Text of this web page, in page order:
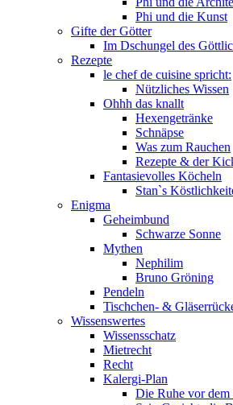
Phi und die Kunst
Gifte der Götter
Im Dschungel des
Rezepte
le chef de cuisine spricht:
Nützliches Wissen
Ohhh das knallt
Hexengetränke
Schnäpse
Was zum Rauchen
Rezepte & der
Fantasievolles Köcheln
Stan`s
Enigma
Geheimbund
Schwarze Sonne
Mythen
Nephilim
Bruno Gröning
Pendeln
Tischchen- &
Wissenswertes
Wissensschatz
Mietrecht
Recht
Kalergi-Plan
Die Ruhe vor dem